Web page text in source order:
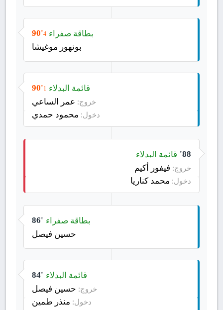
90'4 بطاقة صفراء
بونهور موغيشا
90'1 قائمة البدلاء
خروج: عمر الساعي
دخول: محمود حمدي
88' قائمة البدلاء
خروج: فيفور أكيم
دخول: محمد كناريا
86' بطاقة صفراء
حسين فيصل
84' قائمة البدلاء
خروج: حسين فيصل
دخول: منذر طمين